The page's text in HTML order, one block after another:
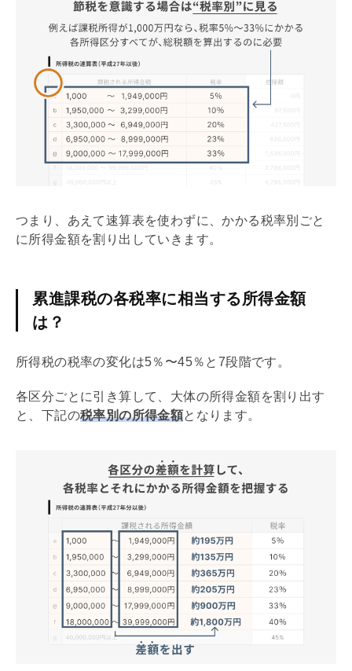
つまり、あえて速算表を使わずに、かかる税率別ごと
に所得金額を割り出していきます。
累進課税の各税率に相当する所得金額
は？
所得税の税率の変化は5％〜45％と7段階です。
各区分ごとに引き算して、大体の所得金額を割り出す
と、下記の税率別の所得金額となります。